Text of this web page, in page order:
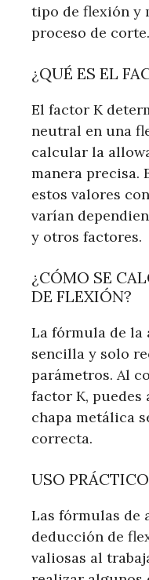
tipo de flexión y
proceso de corte.
¿QUÉ ES EL
El factor K
neutral en una
calcular la
manera precisa.
estos valores
varían
y otros factores.
¿CÓMO SE
DE FLEXIÓN?
La fórmula de la
sencilla y solo
parámetros. Al
factor K, puedes
chapa metálica
correcta.
USO
Las fórmulas de
deducción de
valiosas al